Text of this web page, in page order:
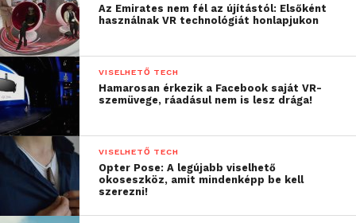
ahol a korai figyelmeztető jelek felismerése révén
bizonyos betegségek is hamarabb azonosíthatók,
esetleg megelőzhetők.
A kutatás szerint a szakemberek 83%-a szintén
egyetért abban, hogy az okoseszközök ösztönzőleg
hathatnak a felhasználók egészségtudatosságára. A
kutatásból az is kiderült, hogy a szakértők 78%-a
szerint ezek az eszközök elősegítik az
életmódváltást, 70%-uk pedig külön is kiemelte,
hogy hozzájárulnak a rendszeres testmozgás
Az Emirates nem fél az újítástól: Elsőként
használnak VR technológiát honlapjukon
VISELHETŐ TECH
Hamarosan érkezik a Facebook saját VR-
szemüvege, ráadásul nem is lesz drága!
VISELHETŐ TECH
Opter Pose: A legújabb viselhető
okoseszköz, amit mindenképp be kell
szerezni!